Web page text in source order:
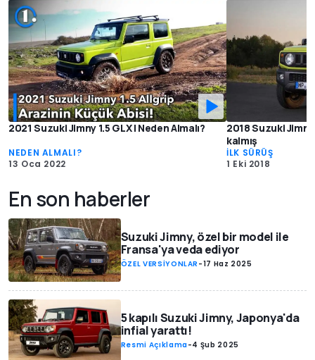
2021 Suzuki Jimny 1.5 GLX | Neden Almalı?
NEDEN ALMALI?
13 Oca 2022
2018 Suzuki
kalmış
İLK SÜRÜŞ
1 Eki 2018
En son haberler
Suzuki Jimny, özel bir model ile
Fransa'ya veda ediyor
ÖZEL VERSİYONLAR -17 Haz 2025
5 kapılı Suzuki Jimny, Japonya'da
infial yarattı!
Resmi Açıklama-4 Şub 2025